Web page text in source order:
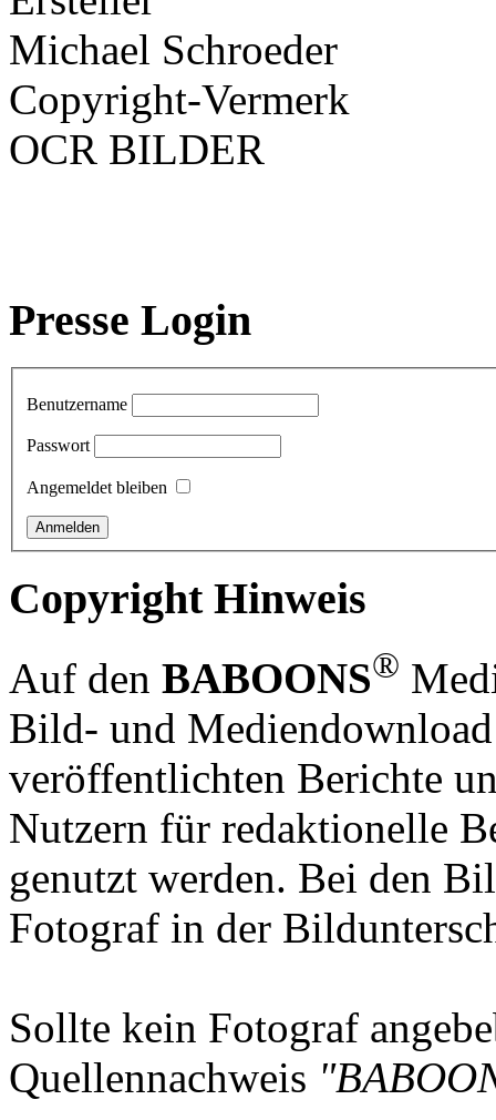
Michael Schroeder
Copyright-Vermerk
OCR BILDER
Presse Login
Benutzername
Passwort
Angemeldet bleiben
Copyright Hinweis
Auf den BABOONS®
Bild- und
veröffentlichten Berichte
Nutzern für redaktionelle
genutzt werden. Bei den
Fotograf in der
Sollte kein Fotograf
Quellennachweis